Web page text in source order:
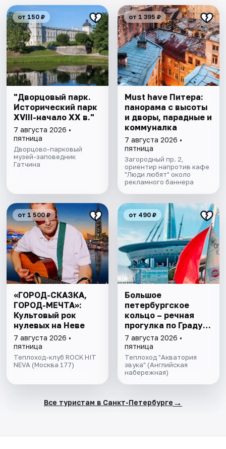
от 150 ₽
"Дворцовый парк.
Исторический парк
XVIII-начало XX в."
7 августа 2026 •
пятница
Дворцово-парковый
музей-заповедник
Гатчина
от 1 395 ₽
Must have Питера:
панорама с высоты
и дворы, парадные и
коммуналка
7 августа 2026 •
пятница
Загородный пр. 2,
ориентир напротив кафе
"Люди любят" около
рекламного баннера
от 1 500 ₽
«ГОРОД-СКАЗКА,
ГОРОД-МЕЧТА»:
Культовый рок
нулевых на Неве
7 августа 2026 •
пятница
Теплоход-клуб ROCK HIT
NEVA (Москва 177)
от 490 ₽
Большое
петербургское
кольцо – речная
прогулка пo Граду
на Неве с
авторской
экскурсией и живой
музыкой в тёплом
салоне теплохода
7 августа 2026 •
пятница
Теплоход "Акватория
звука" (Английская
набережная)
Все туристам в Санкт-Петербурге →